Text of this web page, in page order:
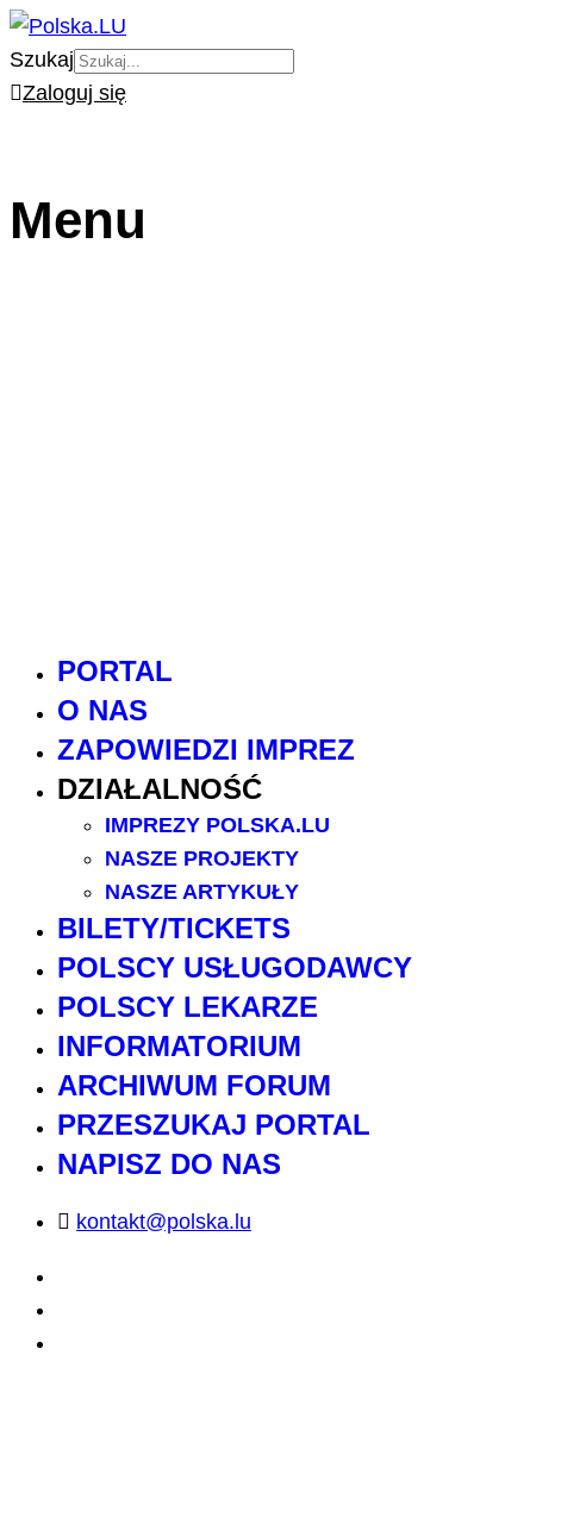
Szukaj
Zaloguj się
Menu
PORTAL
O NAS
ZAPOWIEDZI IMPREZ
DZIAŁALNOŚĆ
IMPREZY POLSKA.LU
NASZE PROJEKTY
NASZE ARTYKUŁY
BILETY/TICKETS
POLSCY USŁUGODAWCY
POLSCY LEKARZE
INFORMATORIUM
ARCHIWUM FORUM
PRZESZUKAJ PORTAL
NAPISZ DO NAS
kontakt@polska.lu